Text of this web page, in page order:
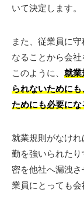
いて決定します。
また、従業員に
なることから会社
このように、 就業
られないために
ためにも必要に
就業規則がなけ
勤を強いられた
密を他社へ漏洩
業員にとっても会